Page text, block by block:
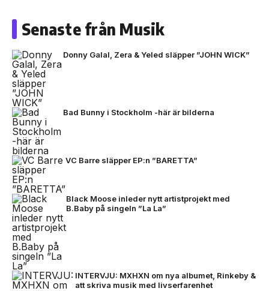
Senaste från Musik
Donny Galal, Zera & Yeled släpper ”JOHN WICK”
Bad Bunny i Stockholm -här är bilderna
VC Barre släpper EP:n ”BARETTA”
Black Moose inleder nytt artistprojekt med
B.Baby på singeln ”La La”
INTERVJU: MXHXN om nya albumet, Rinkeby &
att skriva musik med livserfarenhet